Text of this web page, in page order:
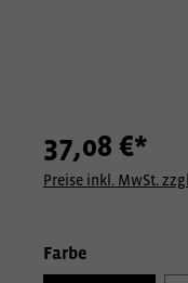
37,08 €*
Preise inkl. MwSt.
Farbe